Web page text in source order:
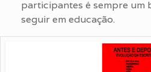
participantes é sempre um
seguir em educação.